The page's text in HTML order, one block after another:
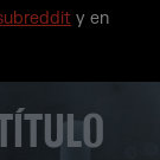
y en